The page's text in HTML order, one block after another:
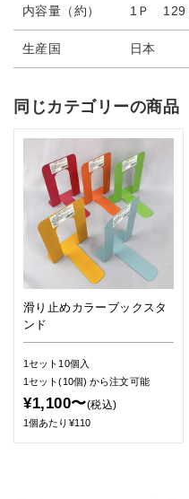
内容量（約） 1Ｐ 129
生産国 日本
同じカテゴリーの商品
滑り止めカラーブックスタ
ンド
1セット10個入
1セット(10個)から注文可能
¥1,100〜(税込)
1個あたり¥110